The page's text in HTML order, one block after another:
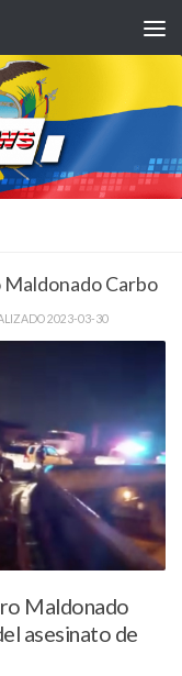
Carbo
2023-03-30
Maldonado
asesinato de